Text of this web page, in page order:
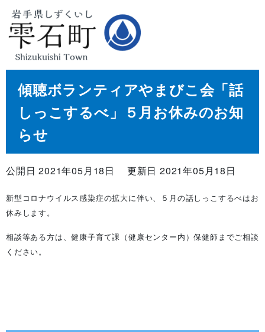
傾聴ボランティアやまびこ会「話
しっこするべ」５月お休みのお知
らせ
公開日 2021年05月18日 更新日 2021年05月18日
新型コロナウイルス感染症の拡大に伴い、５月の話しっこするべはお
休みします。
相談等ある方は、健康子育て課（健康センター内）保健師までご相談
ください。